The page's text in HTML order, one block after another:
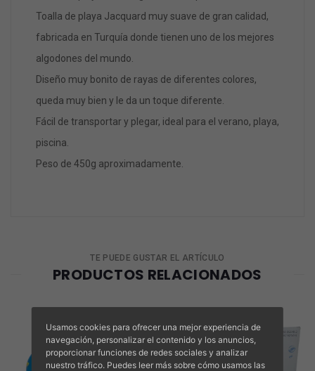
Toalla de playa Jacquard muy suave de gran calidad,
fabricada en Turquía donde tienen uno de los mejores
algodones del mundo.
Diseño muy bonito de rayas de diferentes colores,
queda muy bien y le da un toque diferente.
Fácil de transportar y plegar, ideal para el verano, playa,
piscina.
Peso de 450g aproximadamente.
TE PUEDE GUSTAR EL ARTÍCULO
PRODUCTOS RELACIONADOS
Usamos cookies para ofrecer una mejor experiencia de
navegación, personalizar el contenido y los anuncios,
proporcionar funciones de redes sociales y analizar
nuestro tráfico. Puedes leer más sobre cómo usamos las